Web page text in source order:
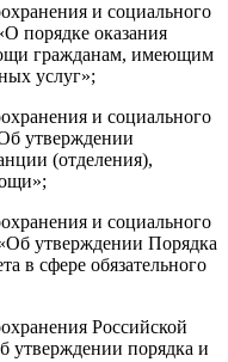
и социального
порядке оказания
гражданам, имеющим
услуг»;
и социального
утверждении
(отделения),
и социального
утверждении Порядка
в сфере обязательного
Российской
утверждении порядка и